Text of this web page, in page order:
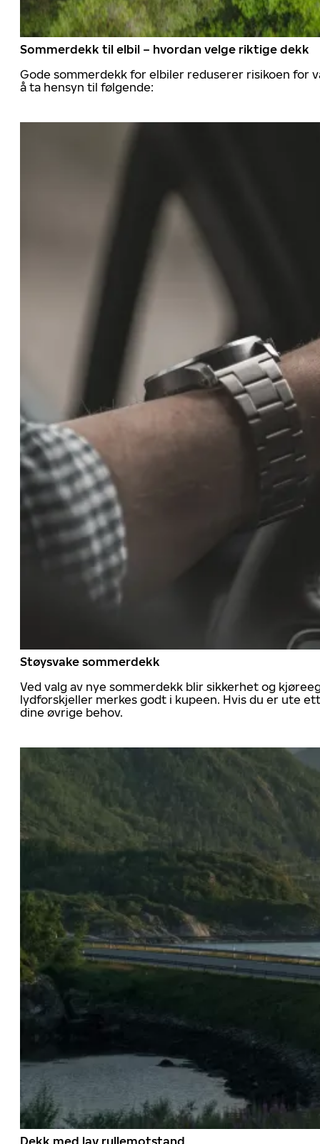
Sommerdekk til elbil – hvordan velge riktige dekk
Gode sommerdekk for elbiler reduserer risikoen for
å ta hensyn til følgende:
Støysvake sommerdekk
Ved valg av nye sommerdekk blir sikkerhet og
lydforskjeller merkes godt i kupeen. Hvis du er ute
dine øvrige behov.
Dekk med lav rullemotstand